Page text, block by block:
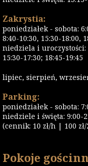
Zakrystia:
poniedziałek - sobota:
8:40-10:30, 15:30-18:00,
niedziela i uroczystości:
15:30-17:30; 18:45-19:45
lipiec, sierpień,
Parking:
poniedziałek - sobota:
niedziele i święta: 9:00-
(cennik: 10 zł/h | 100
Pokoje